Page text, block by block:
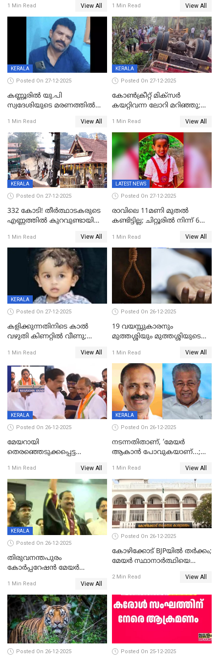
എട്ട് പേര്‍ ഉള്‍പ്പെടെ
പത്തുപേരെ പുറത്താക്കി,
ചൊവ്വന്നൂരിലും നടപടി
1 Min Read View All
അപകടം മലപ്പുറത്ത്
1 Min Read View All
KERALA
Posted On 27-12-2025
കണ്ണൂരിൽ യു.പി
സ്വദേശിയുടെ മരണത്തിൽ
കേസ്; തർക്കമുണ്ടായത്
ഫേഷ്യലിന് 300 രൂപ
ആവശ്യപ്പെട്ടതിനെച്ചൊല്ലി
1 Min Read View All
KERALA
Posted On 27-12-2025
കോണ്‍ക്രീറ്റ് മിക്‌സര്‍
കയറ്റിവന്ന ലോറി മറിഞ്ഞു;
അപകടം കണ്ണൂരിൽ
1 Min Read View All
KERALA
Posted On 27-12-2025
332 കോടി! തീർത്ഥാടകരുടെ
എണ്ണത്തിൽ കുറവുണ്ടായിട്ടും
കുതിച്ചുയരുന്നു
1 Min Read View All
LATEST NEWS
Posted On 27-12-2025
രാവിലെ 11മണി മുതൽ
കണ്ടിട്ടില്ല; ചിറ്റൂരിൽ നിന്ന് 6
1 Min Read View All
KERALA
Posted On 27-12-2025
കളിക്കുന്നതിനിടെ കാൽ
വഴുതി കിണറ്റിൽ വീണു;
ദാരുണാന്ത്യം
1 Min Read View All
Posted On 26-12-2025
19 വയസ്സുകാരനും
മുത്തശ്ശിയും മുത്തശ്ശിയുടെ
മരിച്ചനിലയിൽ
1 Min Read View All
KERALA
Posted On 26-12-2025
മേയറായി
തെരഞ്ഞെടുക്കപ്പെട്ട
ആദ്യ വോട്ട് അസാധു; കണ്ണൂർ
ഡെപ്യൂട്ടി മേയർ സ്ഥാനത്ത്
താഹിറിന് വിജയം
1 Min Read View All
KERALA
Posted On 26-12-2025
നടന്നതിതാണ്, ‘മേയർ
ആകാൻ പോവുകയാണ്...;
മുഖ്യമന്ത്രിയുടെ ഓഫീസ്
തന്നെ വിശദീകരിയ്ക്കുന്നു;
സത്യമിതാണ്
1 Min Read View All
KERALA
Posted On 26-12-2025
തിരുവനന്തപുരം
കോര്‍പ്പറേഷന്‍ മേയര്‍
ഹൈക്കോടതിയിലേക്ക്;
സത്യപ്രതിജ്ഞ ചടങ്ങില്‍
ചട്ടലംഘനമെന്ന് പാർട്ടി
1 Min Read View All
Posted On 26-12-2025
കോഴിക്കോട് BJPയിൽ തർക്കം;
മേയർ സ്ഥാനാർത്ഥിയെ
2 Min Read View All
Posted On 26-12-2025 Posted On 25-12-2025